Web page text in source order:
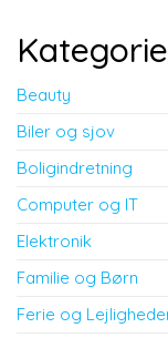
Beauty
Biler og sjov
Boligindretning
Computer og IT
Elektronik
Familie og Børn
Ferie og